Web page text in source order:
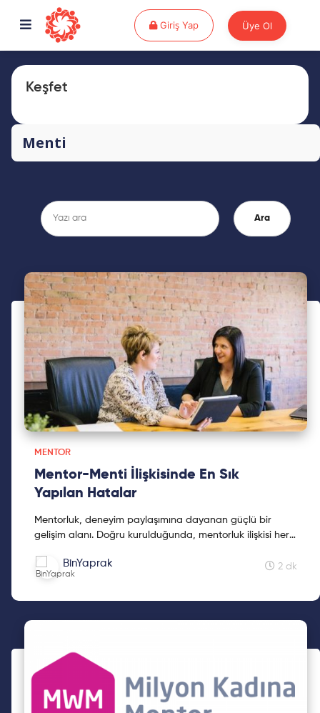
Giriş YapGiriş Yap Üye Ol
Keşfet
Menti
Ara
MENTOR
Mentor-Menti İlişkisinde En Sık
Yapılan Hatalar
Mentorluk, deneyim paylaşımına dayanan güçlü bir
gelişim alanı. Doğru kurulduğunda, mentorluk ilişkisi her
BinYaprak 2 dk